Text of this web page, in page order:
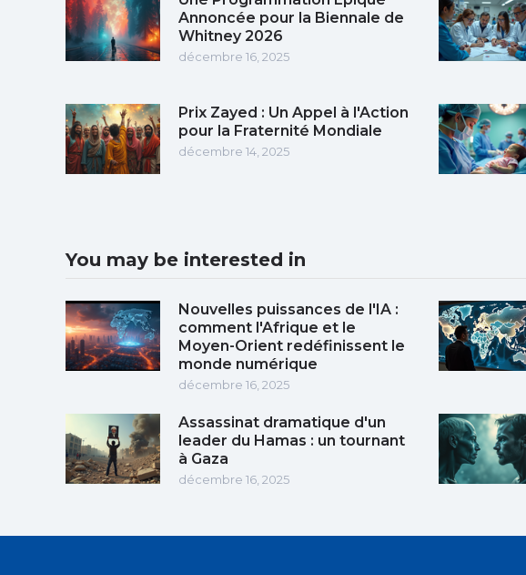
Annoncée pour la Biennale de
Whitney 2026
décembre 16, 2025
Prix Zayed : Un Appel à l'Action
pour la Fraternité Mondiale
décembre 14, 2025
You may be interested in
Nouvelles puissances de l'IA :
comment l'Afrique et le
Moyen-Orient redéfinissent le
monde numérique
décembre 16, 2025
Assassinat dramatique d'un
leader du Hamas : un tournant
à Gaza
décembre 16, 2025